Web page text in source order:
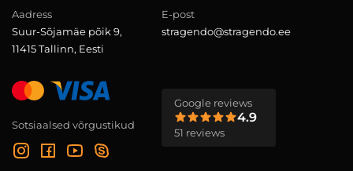
Aadress
Suur-Sõjamäe põik 9,
11415 Tallinn, Eesti
E-post
stragendo@stragendo.ee
Sotsiaalsed võrgustikud
Google reviews
4.9
51 reviews